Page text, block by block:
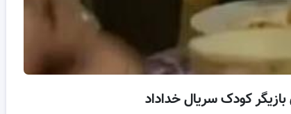
کودک سریال خداداد